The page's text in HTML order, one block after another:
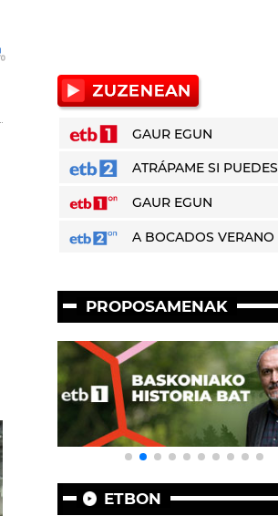
GAUR EGUN
ATRÁPAME SI PUEDES
GAUR EGUN
A BOCADOS VERANO
PROPOSAMENAK
ETBON